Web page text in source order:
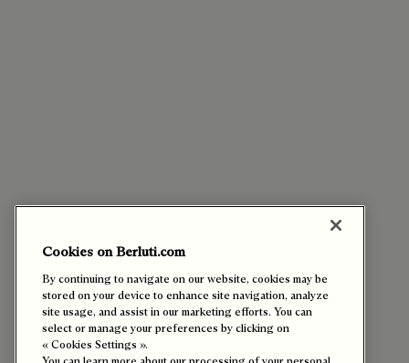
Cookies on Berluti.com
By continuing to navigate on our website, cookies may be
stored on your device to enhance site navigation, analyze
site usage, and assist in our marketing efforts. You can
select or manage your preferences by clicking on
« Cookies Settings ».